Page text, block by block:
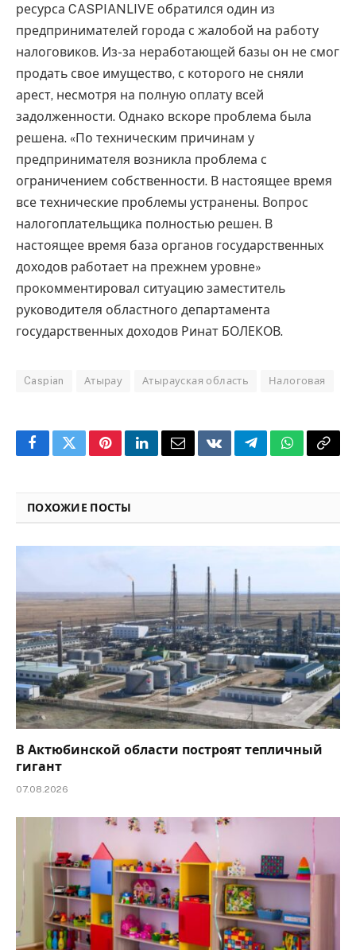
ресурса CASPIANLIVE обратился один из
предпринимателей города с жалобой на работу
налоговиков. Из-за неработающей базы он не смог
продать свое имущество, с которого не сняли
арест, несмотря на полную оплату всей
задолженности. Однако вскоре проблема была
решена. «По техническим причинам у
предпринимателя возникла проблема с
ограничением собственности. В настоящее время
все технические проблемы устранены. Вопрос
налогоплательщика полностью решен. В
настоящее время база органов государственных
доходов работает на прежнем уровне»
прокомментировал ситуацию заместитель
руководителя областного департамента
государственных доходов Ринат БОЛЕКОВ.
Caspian Атырау Атырауская область Налоговая
FacebookTwitterPinterestLinkedInEmailVKontakteTelegramWhatsApp
Copy
ПОХОЖИЕ ПОСТЫ
В Актюбинской области построят тепличный
гигант
07.08.2026